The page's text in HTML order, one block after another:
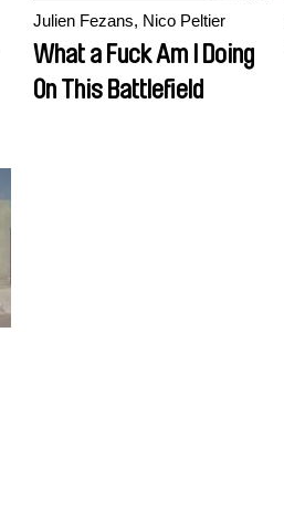
Julien Fezans, Nico Peltier
What a Fuck Am I Doing
On This Battlefield